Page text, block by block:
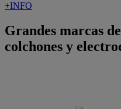
+INFO
Grandes marcas
colchones y